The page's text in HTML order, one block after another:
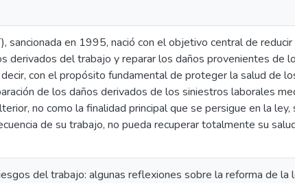
en 1995, nació con el objetivo central de
derivados del trabajo y reparar los daños provenientes de
con el propósito fundamental de proteger la salud de
de los daños derivados de los siniestros laborales
no como la finalidad principal que se persigue en la
de su trabajo, no pueda recuperar totalmente su
del trabajo: algunas reflexiones sobre la reforma de la